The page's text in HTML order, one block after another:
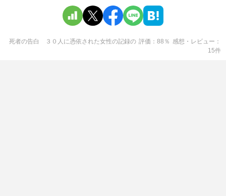
死者の告白 ３０人に憑依された女性の記録の 評価 88 ％ 感想・レビュー
15件